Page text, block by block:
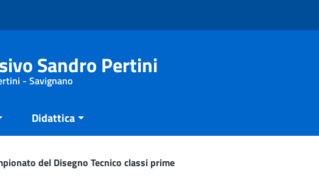
Sandro Pertini
- Savignano
Didattica
del Disegno Tecnico classi prime